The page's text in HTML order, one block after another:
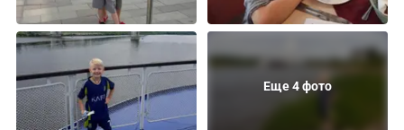
Еще 4 фото